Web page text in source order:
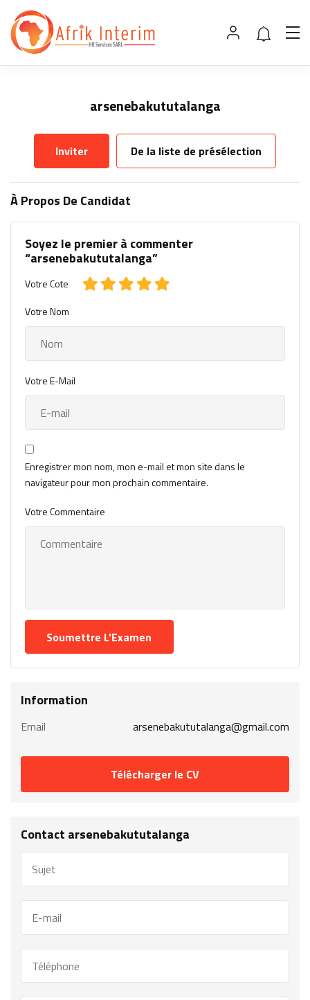
arsenebakututalanga
Inviter De la liste de présélection
À Propos De Candidat
Soyez le premier à commenter
“arsenebakututalanga”
Votre Cote
Votre Nom
Votre E-Mail
Enregistrer mon nom, mon e-mail et mon site dans le
navigateur pour mon prochain commentaire.
Votre Commentaire
Information
Email arsenebakututalanga@gmail.com
Télécharger le CV
Contact arsenebakututalanga